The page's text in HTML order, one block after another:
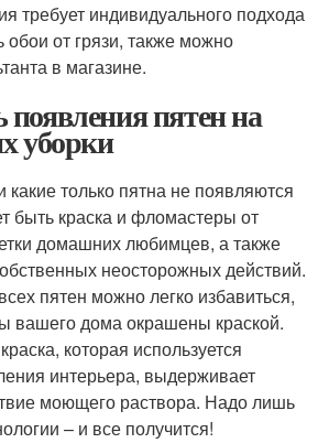
требует индивидуального подхода
от грязи, также можно
в магазине.
пятен на
уборки
только пятна не появляются
быть краска и фломастеры от
домашних любимцев, а также
неосторожных действий.
пятен можно легко избавиться,
вашего дома окрашены краской.
которая используется
интерьера, выдерживает
моющего раствора. Надо лишь
– и все получится!